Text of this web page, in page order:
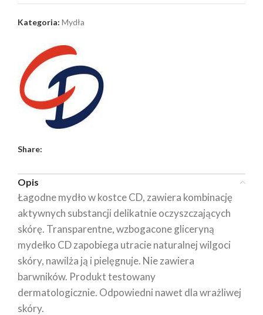
Kategoria: Mydła
Share:
Opis
Łagodne mydło w kostce CD, zawiera kombinację
aktywnych substancji delikatnie oczyszczających
skórę. Transparentne, wzbogacone gliceryną
mydełko CD zapobiega utracie naturalnej wilgoci
skóry, nawilża ją i pielęgnuje. Nie zawiera
barwników. Produkt testowany
dermatologicznie. Odpowiedni nawet dla wrażliwej
skóry.